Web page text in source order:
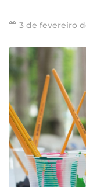
3 de fevereiro